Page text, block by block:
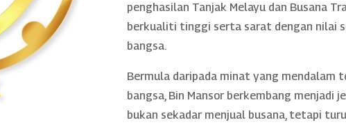
penghasilan Tanjak Melayu dan Busana
berkualiti tinggi serta sarat dengan nilai
bangsa.
Bermula daripada minat yang mendalam
bangsa, Bin Mansor berkembang menjadi
bukan sekadar menjual busana, tetapi